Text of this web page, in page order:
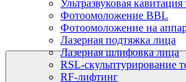
Ультразвуковая кавитация
Фотоомоложение BBL
Фотоомоложение на
Лазерная подтяжка лица
Лазерная шлифовка лица
RSL-скульптурирование
RF-лифтинг